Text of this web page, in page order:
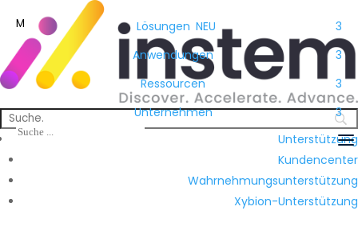
Unterstützung
Kundencenter
Wahrnehmungsunterstützung
Xybion-Unterstützung
M Lösungen NEU
3
Anwendungen
3
Ressourcen
3
Unternehmen
3